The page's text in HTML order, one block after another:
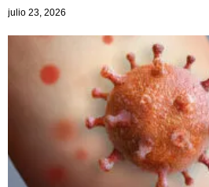
julio 23, 2026